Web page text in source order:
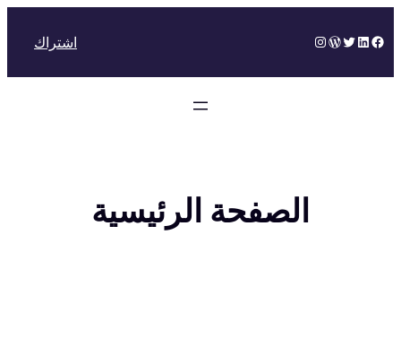
إلى
Facebook
LinkedIn
Twitter
WordPress
Instagram اشتراك
الصفحة الرئيسية